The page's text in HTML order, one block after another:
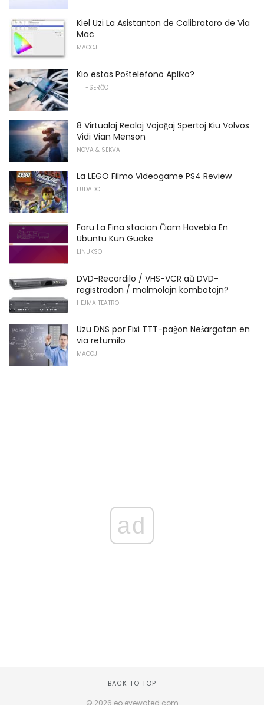
Kiel Uzi La Asistanton de Calibratoro de Via
Mac
MACOJ
Kio estas Poŝtelefono Apliko?
TTT-SERĈO
8 Virtualaj Realaj Vojaĝaj Spertoj Kiu Volvos
Vidi Vian Menson
NOVA & SEKVA
La LEGO Filmo Videogame PS4 Review
LUDADO
Faru La Fina stacion Ĉiam Havebla En
Ubuntu Kun Guake
LINUKSO
DVD-Recordilo / VHS-VCR aŭ DVD-
registradon / malmolajn kombotojn?
HEJMA TEATRO
Uzu DNS por Fixi TTT-paĝon Neŝargatan en
via retumilo
MACOJ
ad
BACK TO TOP
© 2026 eo.eyewated.com